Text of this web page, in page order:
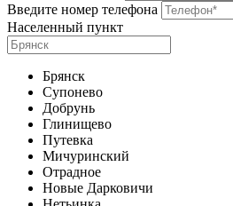
Введите номер телефона
Населенный пункт
Брянск
Супонево
Добрунь
Глинищево
Путевка
Мичуринский
Отрадное
Новые Дарковичи